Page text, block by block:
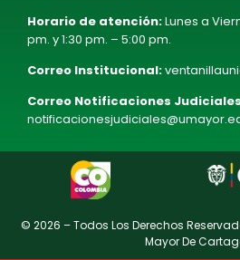
Horario de atención:Lunes a
pm. y 1:30 pm. – 5:00 pm.
Correo Institucional:
Correo Notificaciones
© 2026 – Todos Los Derechos
Mayor De